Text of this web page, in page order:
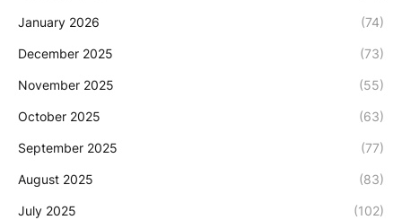
January 2026 (74)
December 2025 (73)
November 2025 (55)
October 2025 (63)
September 2025 (77)
August 2025 (83)
July 2025 (102)